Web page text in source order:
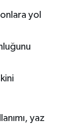
yol
yaz